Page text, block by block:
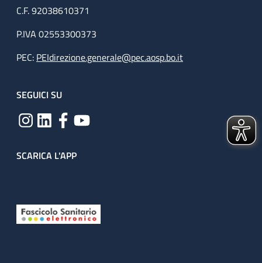
C.F. 92038610371
P.IVA 02553300373
PEC: PEIdirezione.generale@pec.aosp.bo.it
SEGUICI SU
SCARICA L'APP